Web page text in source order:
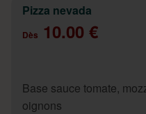
Pizza nevada
Dès 10.00 €
Base sauce tomate,
oignons